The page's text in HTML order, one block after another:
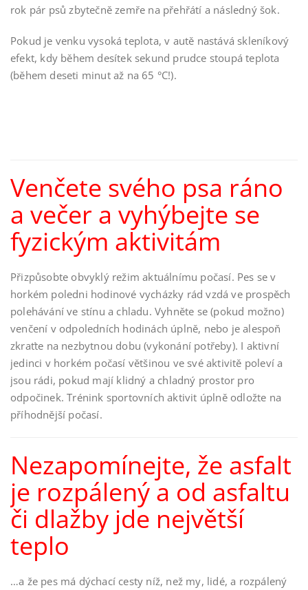
rok pár psů zbytečně zemře na přehřátí a následný šok.
Pokud je venku vysoká teplota, v autě nastává skleníkový
efekt, kdy během desítek sekund prudce stoupá teplota
(během deseti minut až na 65 °C!).
Venčete svého psa ráno
a večer a vyhýbejte se
fyzickým aktivitám
Přizpůsobte obvyklý režim aktuálnímu počasí. Pes se v
horkém poledni hodinové vycházky rád vzdá ve prospěch
polehávání ve stínu a chladu. Vyhněte se (pokud možno)
venčení v odpoledních hodinách úplně, nebo je alespoň
zkraťte na nezbytnou dobu (vykonání potřeby). I aktivní
jedinci v horkém počasí většinou ve své aktivitě poleví a
jsou rádi, pokud mají klidný a chladný prostor pro
odpočinek. Trénink sportovních aktivit úplně odložte na
příhodnější počasí.
Nezapomínejte, že asfalt
je rozpálený a od asfaltu
či dlažby jde největší
teplo
…a že pes má dýchací cesty níž, než my, lidé, a rozpálený